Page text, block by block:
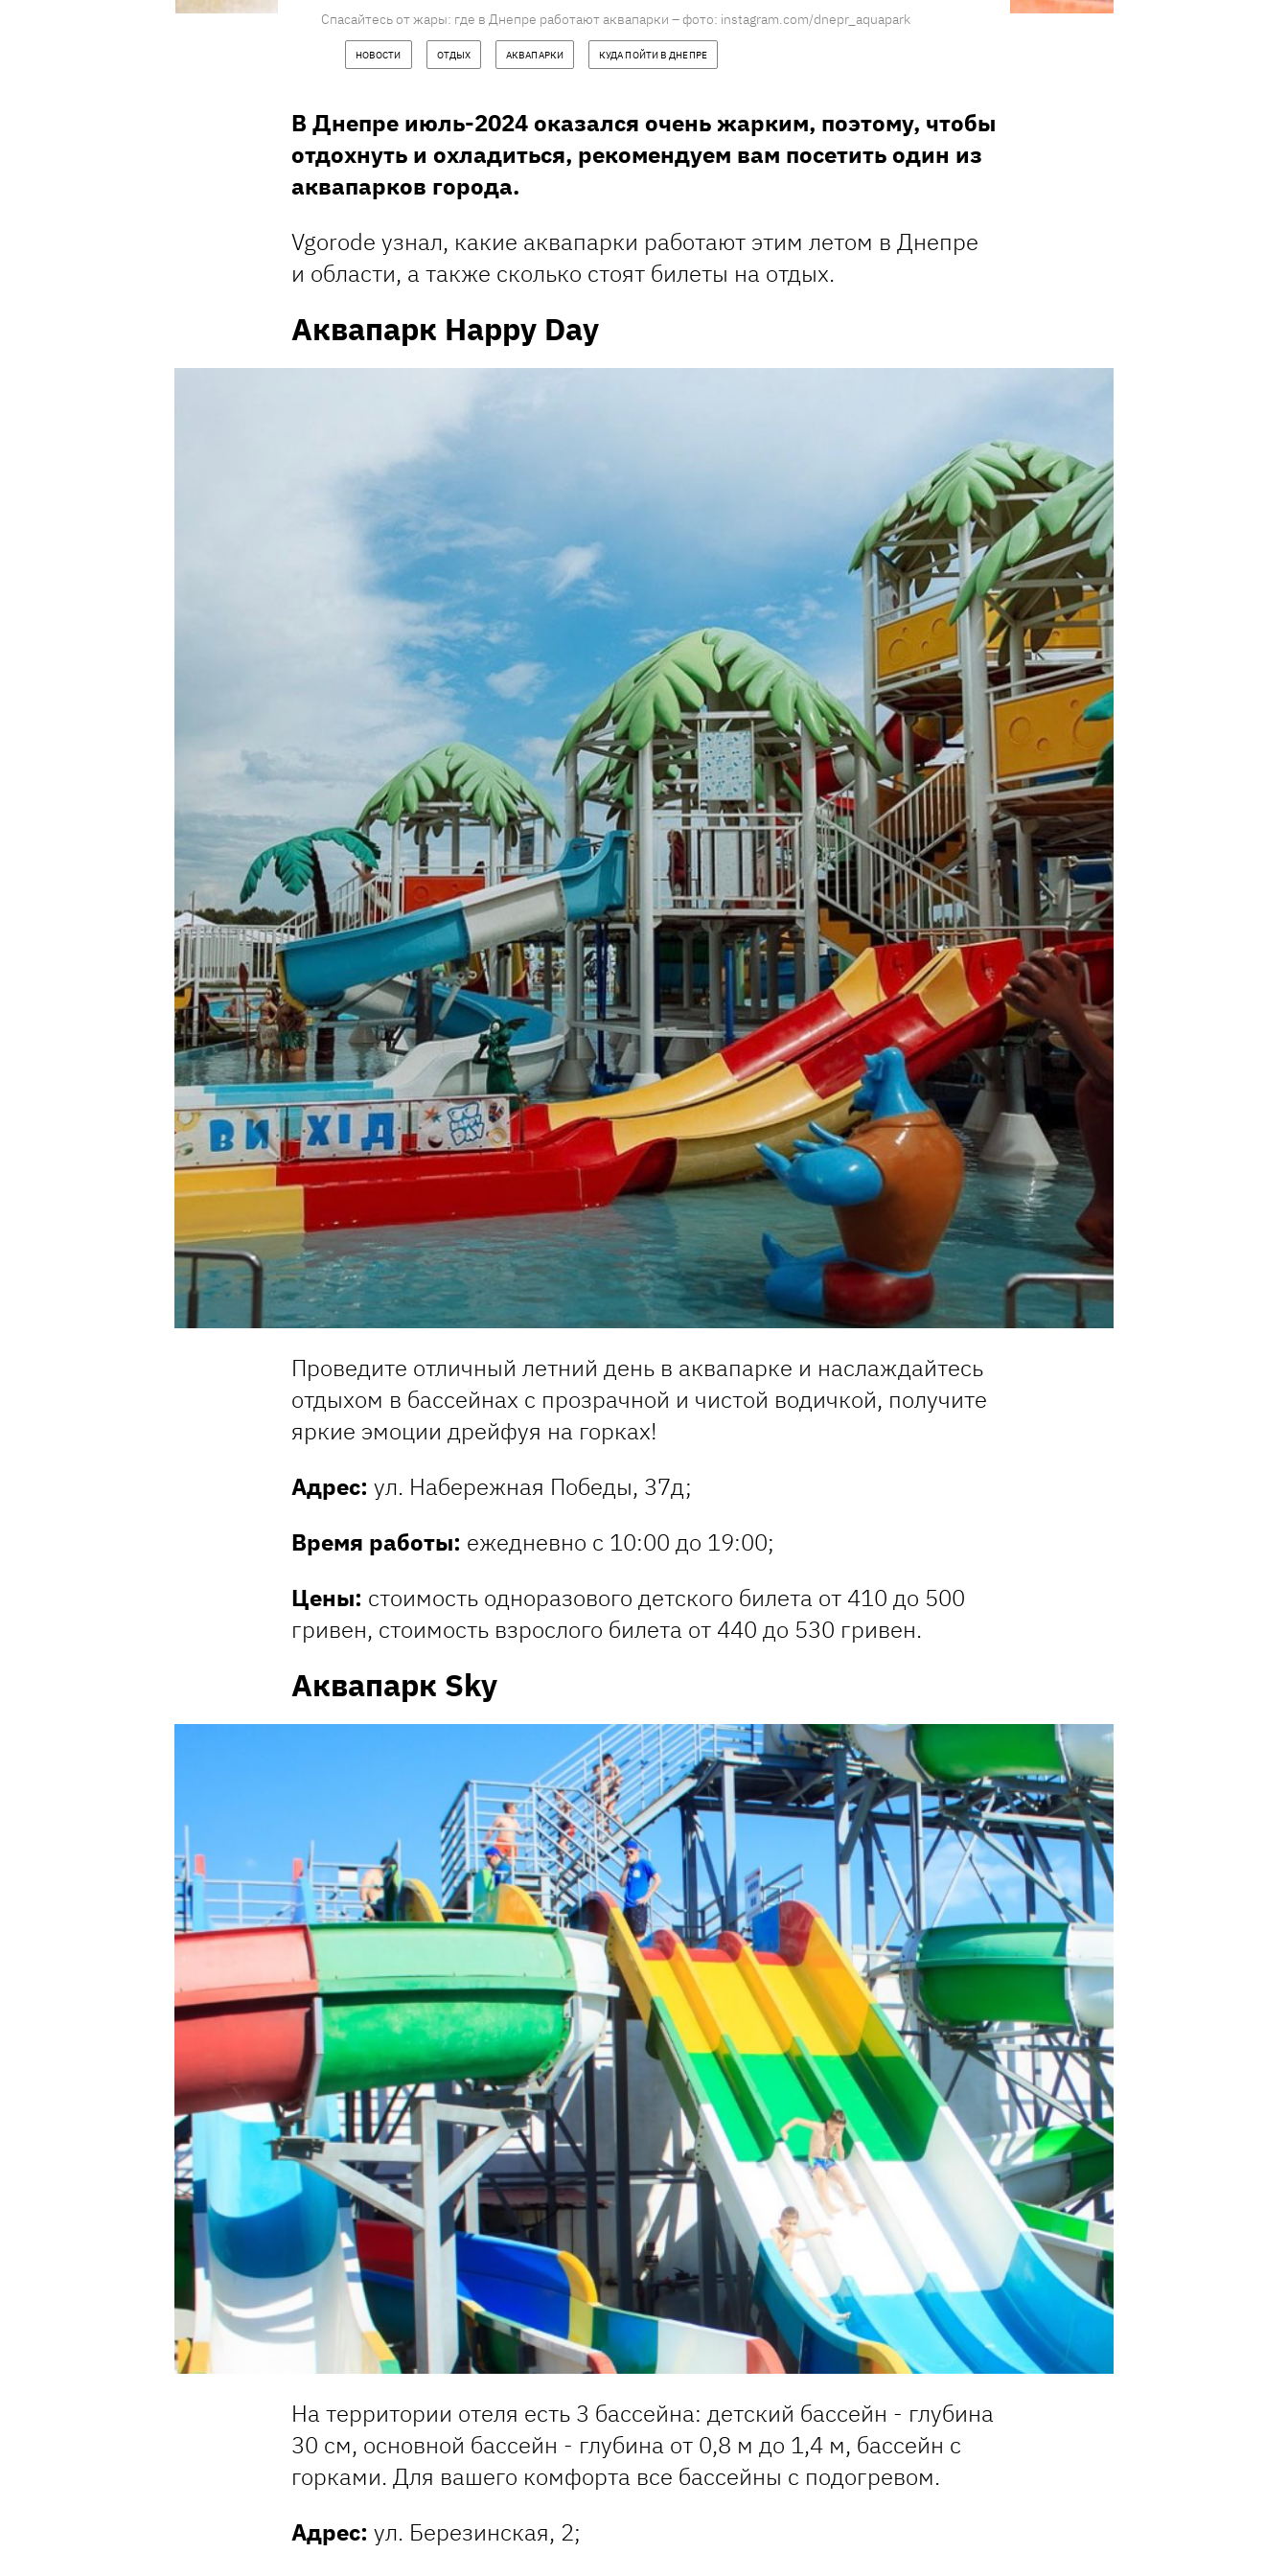
Спасайтесь от жары: где в Днепре работают аквапарки – фото: instagram.com/dnepr_aquapark
НОВОСТИ ОТДЫХ АКВАПАРКИ КУДА ПОЙТИ В ДНЕПРЕ
В Днепре июль-2024 оказался очень жарким, поэтому, чтобы
отдохнуть и охладиться, рекомендуем вам посетить один из
аквапарков города.
Vgorode узнал, какие аквапарки работают этим летом в Днепре
и области, а также сколько стоят билеты на отдых.
Аквапарк Happy Day
Проведите отличный летний день в аквапарке и наслаждайтесь
отдыхом в бассейнах с прозрачной и чистой водичкой, получите
яркие эмоции дрейфуя на горках!
Адрес: ул. Набережная Победы, 37д;
Время работы: ежедневно с 10:00 до 19:00;
Цены: стоимость одноразового детского билета от 410 до 500
гривен, стоимость взрослого билета от 440 до 530 гривен.
Аквапарк Skу
На территории отеля есть 3 бассейна: детский бассейн - глубина
30 см, основной бассейн - глубина от 0,8 м до 1,4 м, бассейн с
горками. Для вашего комфорта все бассейны с подогревом.
Адрес: ул. Березинская, 2;